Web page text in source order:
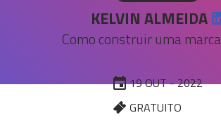
KELVIN ALMEIDA
Como construir uma
19 OUT - 2022
GRATUITO